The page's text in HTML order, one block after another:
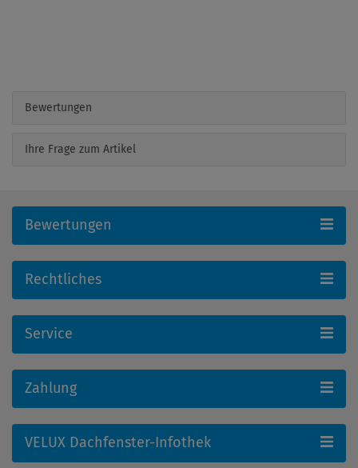
Bewertungen
Ihre Frage zum Artikel
Bewertungen
Rechtliches
Service
Zahlung
VELUX Dachfenster-Infothek